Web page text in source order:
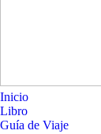
Inicio
Libro
Guía de Viaje